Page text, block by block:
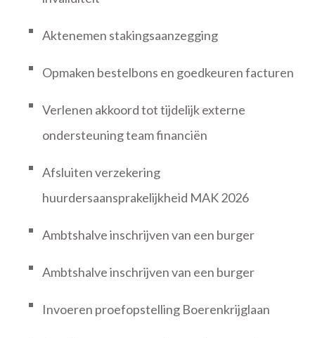
Aktenemen stakingsaanzegging
Opmaken bestelbons en goedkeuren facturen
Verlenen akkoord tot tijdelijk externe
ondersteuning team financiën
Afsluiten verzekering
huurdersaansprakelijkheid MAK 2026
Ambtshalve inschrijven van een burger
Ambtshalve inschrijven van een burger
Invoeren proefopstelling Boerenkrijglaan